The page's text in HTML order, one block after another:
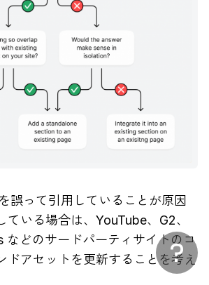
誤って引用していることが原因
ている場合は、YouTube、G2、
などのサードパーティサイトのコ
ドアセットを更新することを考え